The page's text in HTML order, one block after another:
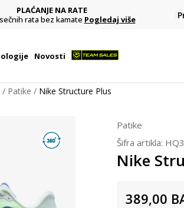
PLAĆANJE NA RATE
rata bez kamate Pogledaj više
Novosti
Patike Nike Structure Plus
Patike
Šifra artikla:
Nike
389,00